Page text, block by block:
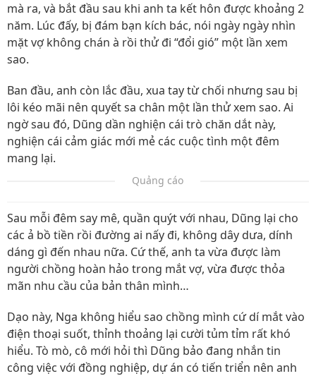
mà ra, và bắt đầu sau khi anh ta kết hôn được khoảng 2
năm. Lúc đấy, bị đám bạn kích bác, nói ngày ngày nhìn
mặt vợ không chán à rồi thử đi “đổi gió” một lần xem
sao.
Ban đầu, anh còn lắc đầu, xua tay từ chối nhưng sau bị
lôi kéo mãi nên quyết sa chân một lần thử xem sao. Ai
ngờ sau đó, Dũng dần nghiện cái trò chăn dắt này,
nghiện cái cảm giác mới mẻ các cuộc tình một đêm
mang lại.
Quảng cáo
Sau mỗi đêm say mê, quần quýt với nhau, Dũng lại cho
các ả bồ tiền rồi đường ai nấy đi, không dây dưa, dính
dáng gì đến nhau nữa. Cứ thế, anh ta vừa được làm
người chồng hoàn hảo trong mắt vợ, vừa được thỏa
mãn nhu cầu của bản thân mình…
Dạo này, Nga không hiểu sao chồng mình cứ dí mắt vào
điện thoại suốt, thỉnh thoảng lại cười tủm tỉm rất khó
hiểu. Tò mò, cô mới hỏi thì Dũng bảo đang nhắn tin
công việc với đồng nghiệp, dự án có tiến triển nên anh